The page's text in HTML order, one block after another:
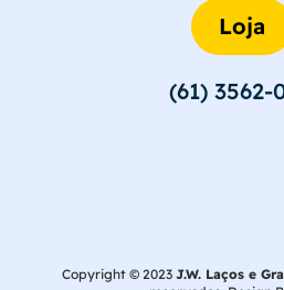
Loja
(61) 3562-
Copyright © 2023 J.W. Laços e